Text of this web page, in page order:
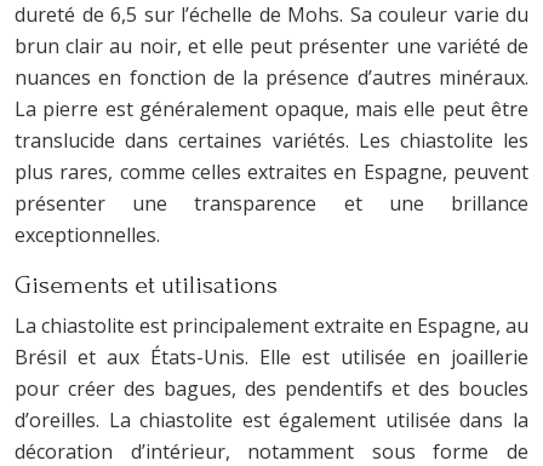
dureté de 6,5 sur l’échelle de Mohs. Sa couleur varie du
brun clair au noir, et elle peut présenter une variété de
nuances en fonction de la présence d’autres minéraux.
La pierre est généralement opaque, mais elle peut être
translucide dans certaines variétés. Les chiastolite les
plus rares, comme celles extraites en Espagne, peuvent
présenter une transparence et une brillance
exceptionnelles.
Gisements et utilisations
La chiastolite est principalement extraite en Espagne, au
Brésil et aux États-Unis. Elle est utilisée en joaillerie
pour créer des bagues, des pendentifs et des boucles
d’oreilles. La chiastolite est également utilisée dans la
décoration d’intérieur, notamment sous forme de